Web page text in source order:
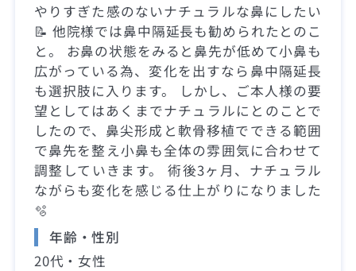
やりすぎた感のないナチュラルな鼻にしたい
📝 他院様では鼻中隔延長も勧められたとのこ
と。 お鼻の状態をみると鼻先が低めて小鼻も
広がっている為、変化を出すなら鼻中隔延長
も選択肢に入ります。 しかし、ご本人様の要
望としてはあくまでナチュラルにとのことで
したので、鼻尖形成と軟骨移植でできる範囲
で鼻先を整え小鼻も全体の雰囲気に合わせて
調整していきます。 術後3ヶ月、ナチュラル
ながらも変化を感じる仕上がりになりました
🫧
年齢・性別
20代・女性